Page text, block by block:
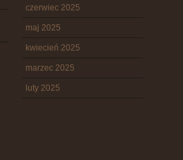
czerwiec 2025
maj 2025
kwiecień 2025
marzec 2025
luty 2025